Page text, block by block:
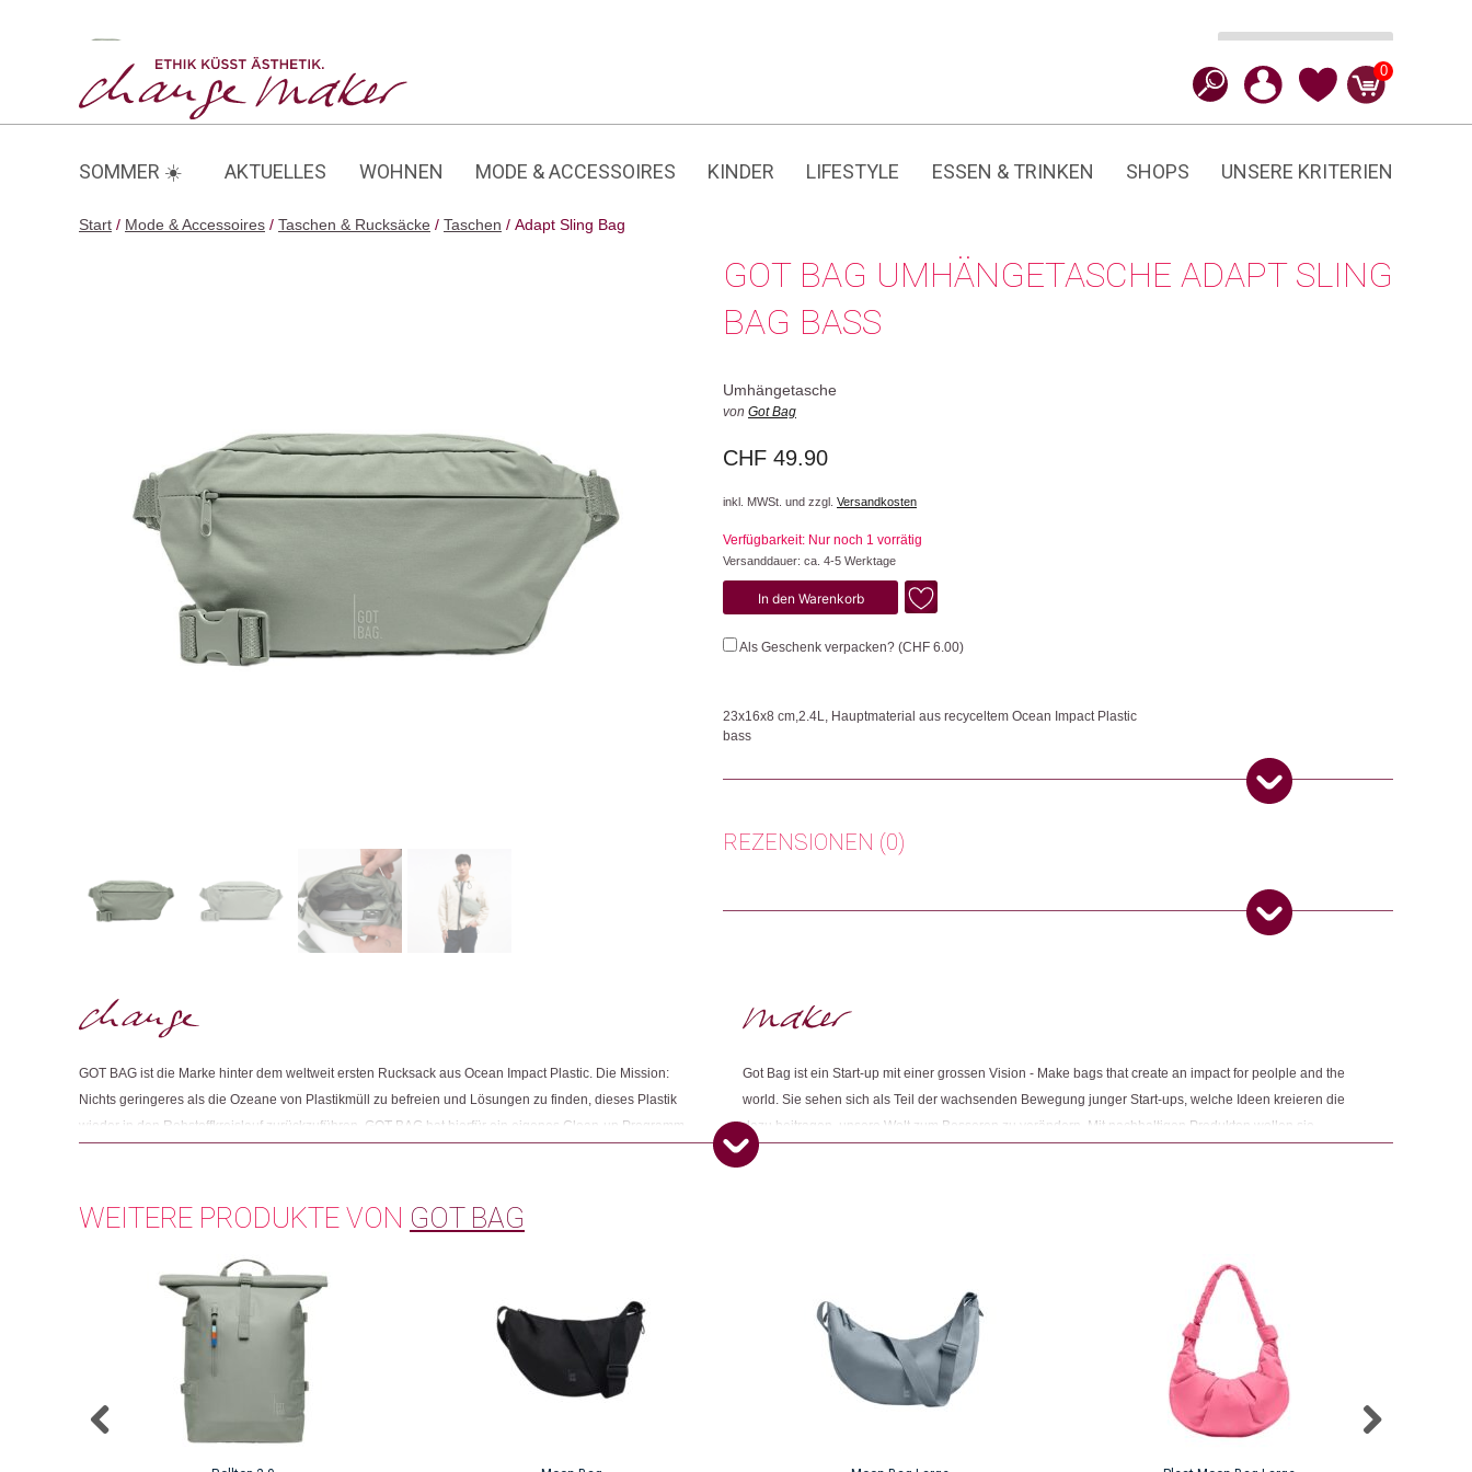
0
SOMMER ☀️ AKTUELLES WOHNEN MODE & ACCESSOIRES KINDER LIFESTYLE ESSEN & TRINKEN SHOPS UNSERE KRITERIEN
Start / Mode & Accessoires / Taschen & Rucksäcke / Taschen / Adapt Sling Bag
GOT BAG UMHÄNGETASCHE ADAPT SLING
BAG BASS
Umhängetasche
von Got Bag
CHF 49.90
inkl. MWSt. und zzgl. Versandkosten
Verfügbarkeit: Nur noch 1 vorrätig
Versanddauer: ca. 4-5 Werktage
Adapt
Sling
Bag
In den Warenkorb
Als Geschenk verpacken? (CHF 6.00)
23x16x8 cm,2.4L, Hauptmaterial aus recyceltem Ocean Impact Plastic
bass
Diese schlanke Tasche aus wasserabweisendem RE:NYNET® passt sich flexibel deinem Packvolumen an,
bietet schnellen Zugriff auf alles Wichtige und sitzt angenehm körpernah. RE:NYNET® besteht aus recyceltem
recyceltem PA, die Gurtschnallen aus recyceltem PA und die Polsterung aus recyceltem Polyester.
Dieses Produkt weiterempfehlen:
REZENSIONEN (0)
GOT BAG ist die Marke hinter dem weltweit ersten Rucksack aus Ocean Impact Plastic. Die Mission:
Nichts geringeres als die Ozeane von Plastikmüll zu befreien und Lösungen zu finden, dieses Plastik
wieder in den Rohstoffkreislauf zurückzuführen. GOT BAG hat hierfür ein eigenes Clean-up Programm
das Plastik überhaupt im Meer landet. Der PET-Anteil des gesammelten Plastiks fliesst in die Produktion
des Garns, aus dem der Stoff für die GOT BAG Produkte entsteht. Für das restliche Plastik, welches nicht
für die Garnproduktion genutzt werden kann, sucht GOT BAG stetig nach den bestmöglichen Recycling-
Got Bag ist ein Start-up mit einer grossen Vision - Make bags that create an impact for peolple and the
world. Sie sehen sich als Teil der wachsenden Bewegung junger Start-ups, welche Ideen kreieren die
dazu beitragen, unsere Welt zum Besseren zu verändern. Mit nachhaltigen Produkten wollen sie
Verantwortung für den Planeten übernehmen. Ihr Ziel ist es, Taschen für bewusste Reisende auf der
WEITERE PRODUKTE VON GOT BAG
Sling
Bag